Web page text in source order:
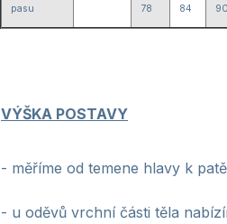
pasu 78 84 90
VÝŠKA POSTAVY
- měříme od temene hlavy k
- u oděvů vrchní části těla